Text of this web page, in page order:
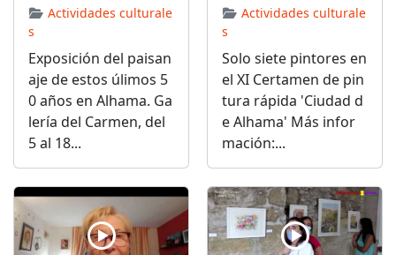
Actividades culturale
s
Exposición del paisan
aje de estos úlimos 5
0 años en Alhama. Ga
lería del Carmen, del
5 al 18...
Actividades culturale
s
Solo siete pintores en
el XI Certamen de pin
tura rápida 'Ciudad d
e Alhama' Más infor
mación:...